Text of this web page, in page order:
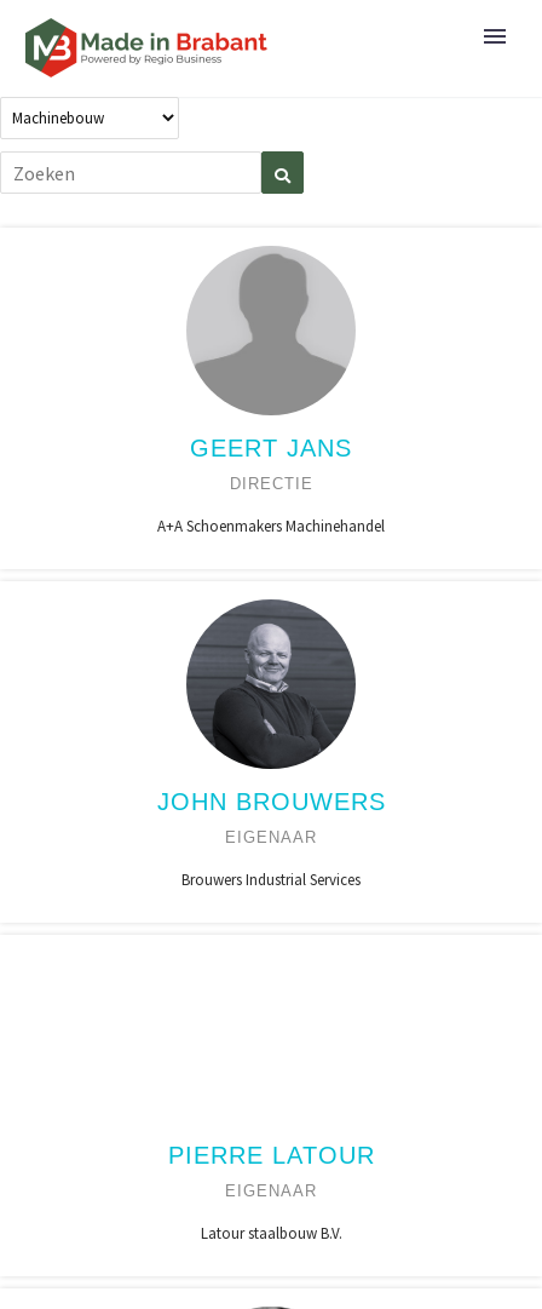
GEERT JANS
DIRECTIE
A+A Schoenmakers Machinehandel
JOHN BROUWERS
EIGENAAR
Brouwers Industrial Services
PIERRE LATOUR
EIGENAAR
Latour staalbouw B.V.